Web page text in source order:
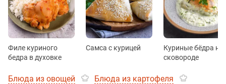
Филе куриного
бедра в духовке
Самса с курицей
Куриные бёдра на
сковороде
Блюда из овощей
Блюда из картофеля